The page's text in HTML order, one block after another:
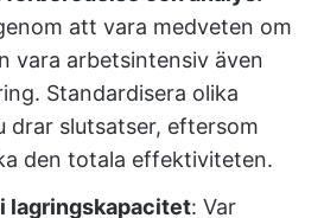
att vara medveten om
vara arbetsintensiv även
Standardisera olika
drar slutsatser, eftersom
den totala effektiviteten.
lagringskapacitet: Var